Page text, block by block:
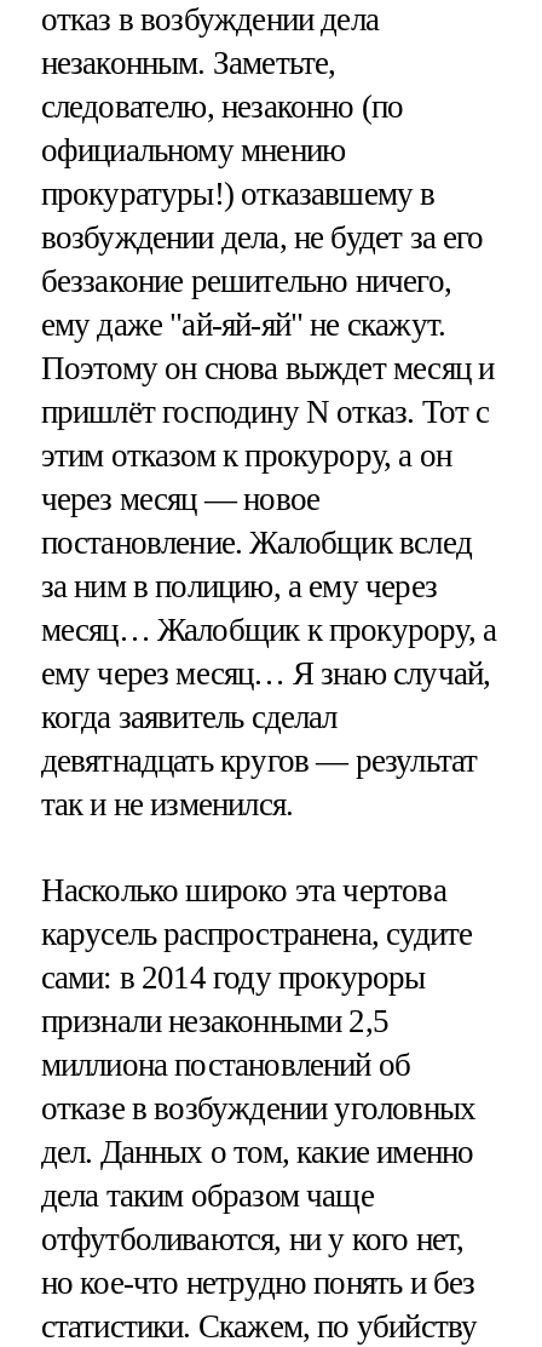
отказ в возбуждении дела
незаконным. Заметьте,
следователю, незаконно (по
официальному мнению
прокуратуры!) отказавшему в
возбуждении дела, не будет за его
беззаконие решительно ничего,
ему даже "ай-яй-яй" не скажут.
Поэтому он снова выждет месяц и
пришлёт господину N отказ. Тот с
этим отказом к прокурору, а он
через месяц — новое
постановление. Жалобщик вслед
за ним в полицию, а ему через
месяц… Жалобщик к прокурору, а
ему через месяц… Я знаю случай,
когда заявитель сделал
девятнадцать кругов — результат
так и не изменился.
Насколько широко эта чертова
карусель распространена, судите
сами: в 2014 году прокуроры
признали незаконными 2,5
миллиона постановлений об
отказе в возбуждении уголовных
дел. Данных о том, какие именно
дела таким образом чаще
отфутболиваются, ни у кого нет,
но кое-что нетрудно понять и без
статистики. Скажем, по убийству